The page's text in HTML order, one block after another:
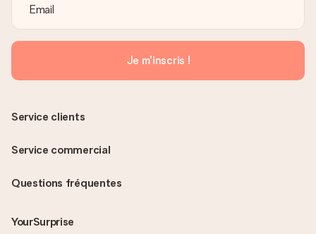
Je m'inscris !
Questions fréquentes
YourSurprise
Service clients
Service commercial